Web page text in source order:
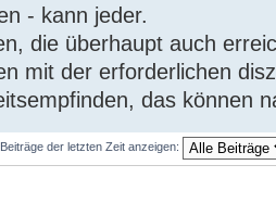
- kann jeder.
die überhaupt auch
mit der erforderlichen
das können
Beiträge der letzten Zeit anzeigen: